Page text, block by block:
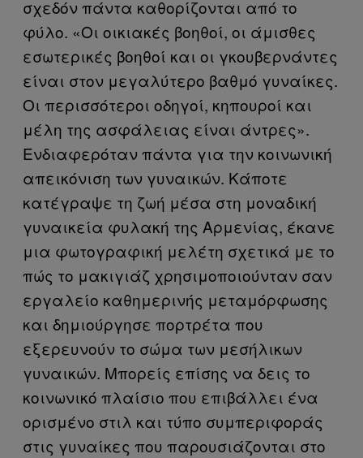
σχεδόν πάντα καθορίζονται από το
φύλο. «Οι οικιακές βοηθοί, οι άμισθες
εσωτερικές βοηθοί και οι γκουβερνάντες
είναι στον μεγαλύτερο βαθμό γυναίκες.
Οι περισσότεροι οδηγοί, κηπουροί και
μέλη της ασφάλειας είναι άντρες».
Ενδιαφερόταν πάντα για την κοινωνική
απεικόνιση των γυναικών. Κάποτε
κατέγραψε τη ζωή μέσα στη μοναδική
γυναικεία φυλακή της Αρμενίας, έκανε
μια φωτογραφική μελέτη σχετικά με το
πώς το μακιγιάζ χρησιμοποιούνταν σαν
εργαλείο καθημερινής μεταμόρφωσης
και δημιούργησε πορτρέτα που
εξερευνούν το σώμα των μεσήλικων
γυναικών. Μπορείς επίσης να δεις το
κοινωνικό πλαίσιο που επιβάλλει ένα
ορισμένο στιλ και τύπο συμπεριφοράς
στις γυναίκες που παρουσιάζονται στο